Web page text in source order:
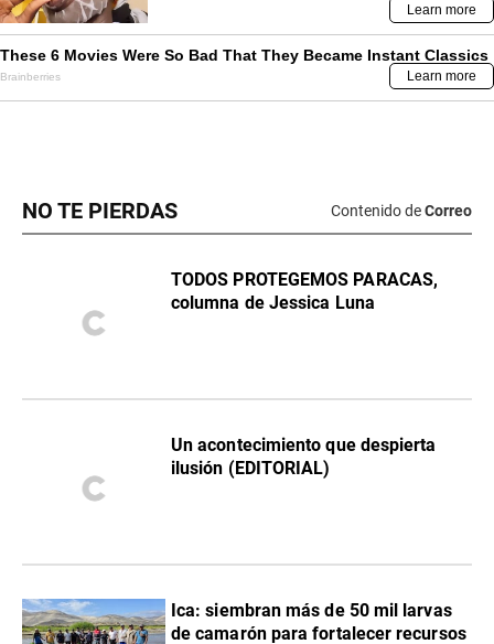
NO TE PIERDAS Contenido deCorreo
TODOS PROTEGEMOS PARACAS,
columna de Jessica Luna
Un acontecimiento que despierta
ilusión (EDITORIAL)
Ica: siembran más de 50 mil larvas
de camarón para fortalecer recursos